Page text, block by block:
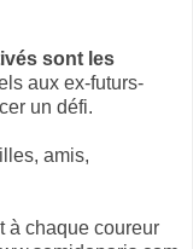
sont les
aux ex-futurs-
un défi.
amis,
à chaque coureur